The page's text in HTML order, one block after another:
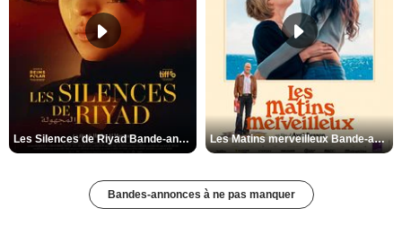
Les Silences de Riyad Bande-annonce VO STFR Les Matins merveilleux Bande-annonce VF
Bandes-annonces à ne pas manquer